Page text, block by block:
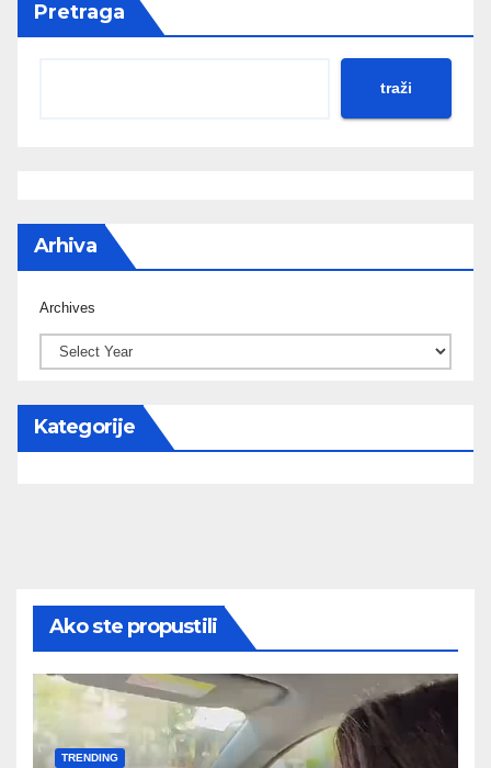
Pretraga
traži
Arhiva
Archives
Kategorije
Ako ste propustili
TRENDING